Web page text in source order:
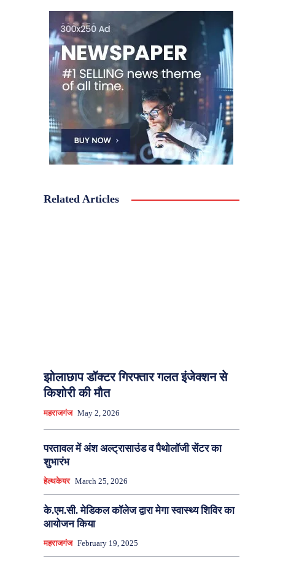
Related Articles
झोलाछाप डॉक्टर गिरफ्तार गलत इंजेक्शन से
किशोरी की मौत
महराजगंज May 2, 2026
परतावल में अंश अल्ट्रासाउंड व पैथोलॉजी सेंटर का
शुभारंभ
हेल्थकेयर March 25, 2026
के.एम.सी. मेडिकल कॉलेज द्वारा मेगा स्वास्थ्य शिविर का
आयोजन किया
महराजगंज February 19, 2025